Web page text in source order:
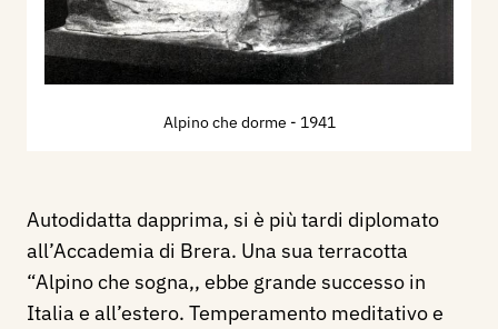
Alpino che dorme - 1941
Autodidatta dapprima, si è più tardi diplomato
all’Accademia di Brera. Una sua terracotta
“Alpino che sogna,, ebbe grande successo in
Italia e all’estero. Temperamento meditativo e